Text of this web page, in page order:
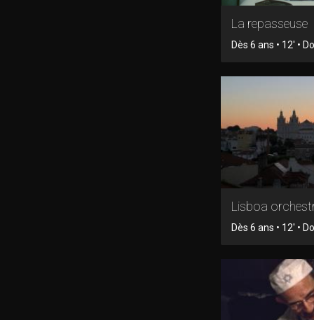
La repasseuse
Dès 6 ans • 12' •
Lisboa
Dès 6 ans • 12' •